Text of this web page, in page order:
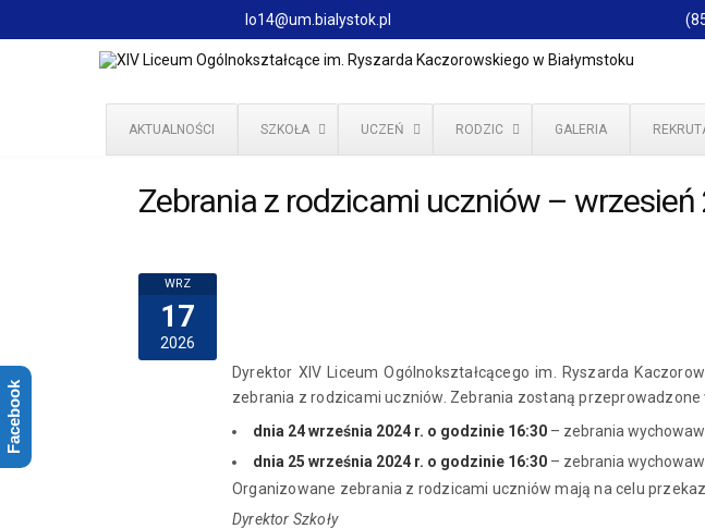
lo14@um.bialystok.pl
AKTUALNOŚCI SZKOŁA UCZEŃ RODZIC GALERIA
Zebrania z rodzicami uczniów – wrzesień
WRZ
17
2026
Dyrektor XIV Liceum Ogólnokształcącego im. Ryszarda
zebrania z rodzicami uczniów. Zebrania zostaną
dnia 24 września 2024 r. o godzinie 16:30 – zebrania
dnia 25 września 2024 r. o godzinie 16:30 – zebrania
Organizowane zebrania z rodzicami uczniów mają na celu
Dyrektor Szkoły
Facebook